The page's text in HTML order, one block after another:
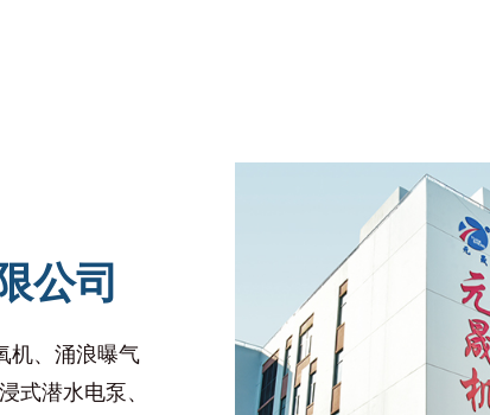
从更深的水源提升水流。该特点使其适用于深井
时自动停机，防止电机烧毁。这一安全设计利于
公司
机、涌浪曝气
式潜水电泵、